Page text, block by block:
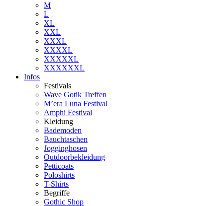
M
L
XL
XXL
XXXL
XXXXL
XXXXXL
XXXXXXL
Infos
Festivals
Wave Gotik Treffen
M’era Luna Festival
Amphi Festival
Kleidung
Bademoden
Bauchtaschen
Jogginghosen
Outdoorbekleidung
Petticoats
Poloshirts
T-Shirts
Begriffe
Gothic Shop